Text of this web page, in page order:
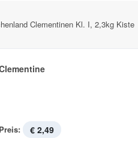
Clementinen Kl. I, 2,3kg Kiste
Preis: € 2,49